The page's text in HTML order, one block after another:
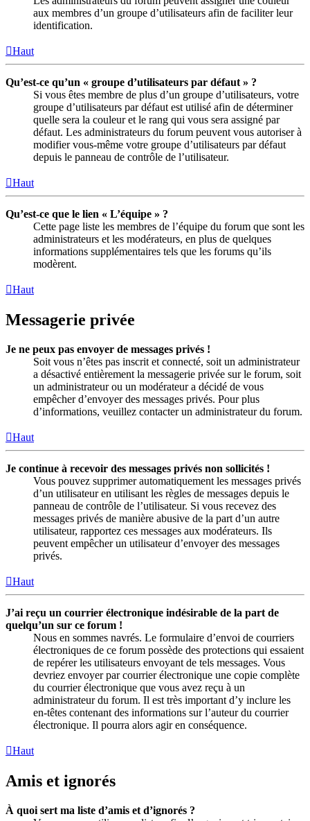
aux membres d’un groupe d’utilisateurs afin de faciliter leur
identification.
Haut
Qu’est-ce qu’un « groupe d’utilisateurs par défaut » ?
Si vous êtes membre de plus d’un groupe d’utilisateurs, votre
groupe d’utilisateurs par défaut est utilisé afin de déterminer
quelle sera la couleur et le rang qui vous sera assigné par
défaut. Les administrateurs du forum peuvent vous autoriser à
modifier vous-même votre groupe d’utilisateurs par défaut
depuis le panneau de contrôle de l’utilisateur.
Haut
Qu’est-ce que le lien « L’équipe » ?
Cette page liste les membres de l’équipe du forum que sont les
administrateurs et les modérateurs, en plus de quelques
informations supplémentaires tels que les forums qu’ils
modèrent.
Haut
Messagerie privée
Je ne peux pas envoyer de messages privés !
Soit vous n’êtes pas inscrit et connecté, soit un administrateur
a désactivé entièrement la messagerie privée sur le forum, soit
un administrateur ou un modérateur a décidé de vous
empêcher d’envoyer des messages privés. Pour plus
d’informations, veuillez contacter un administrateur du forum.
Haut
Je continue à recevoir des messages privés non sollicités !
Vous pouvez supprimer automatiquement les messages privés
d’un utilisateur en utilisant les règles de messages depuis le
panneau de contrôle de l’utilisateur. Si vous recevez des
messages privés de manière abusive de la part d’un autre
utilisateur, rapportez ces messages aux modérateurs. Ils
peuvent empêcher un utilisateur d’envoyer des messages
privés.
Haut
J’ai reçu un courrier électronique indésirable de la part de
quelqu’un sur ce forum !
Nous en sommes navrés. Le formulaire d’envoi de courriers
électroniques de ce forum possède des protections qui essaient
de repérer les utilisateurs envoyant de tels messages. Vous
devriez envoyer par courrier électronique une copie complète
du courrier électronique que vous avez reçu à un
administrateur du forum. Il est très important d’y inclure les
en-têtes contenant des informations sur l’auteur du courrier
électronique. Il pourra alors agir en conséquence.
Haut
Amis et ignorés
À quoi sert ma liste d’amis et d’ignorés ?